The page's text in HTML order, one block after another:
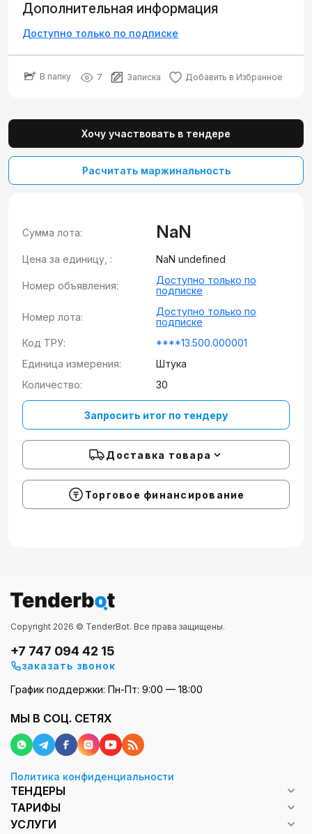
Дополнительная информация
Доступно только по подписке
В папку 7 Записка Добавить в Избранное
Хочу участвовать в тендере
Расчитать маржинальность
Сумма лота: NaN
Цена за единицу, : NaN undefined
Номер объявления:
Доступно только по
подписке
Номер лота:
Доступно только по
подписке
Код ТРУ:
****13.500.000001
Единица измерения:
Штука
Количество:
30
Запросить итог по тендеру
Доставка товара
Торговое финансирование
Copyright 2026 © TenderBot. Все права защищены.
+7 747 094 42 15
заказать звонок
График поддержки: Пн-Пт: 9:00 — 18:00
МЫ В СОЦ. СЕТЯХ
Политика конфиденциальности
ТЕНДЕРЫ
ТАРИФЫ
УСЛУГИ